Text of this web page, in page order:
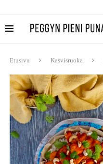
Etusivu Kasvisruoka